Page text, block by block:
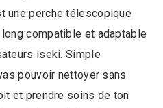
une perche télescopique
compatible et adaptable
iseki. Simple
pouvoir nettoyer sans
et prendre soins de ton